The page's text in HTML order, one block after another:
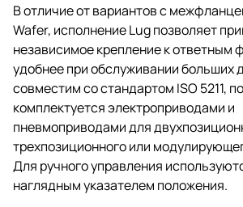
В отличие от вариантов с
Wafer, исполнение Lug позволяет
независимое крепление к ответным
удобнее при обслуживании больших
совместим со стандартом ISO 5211,
комплектуется электроприводами и
пневмоприводами для
трехпозиционного или
Для ручного управления
наглядным указателем положения.